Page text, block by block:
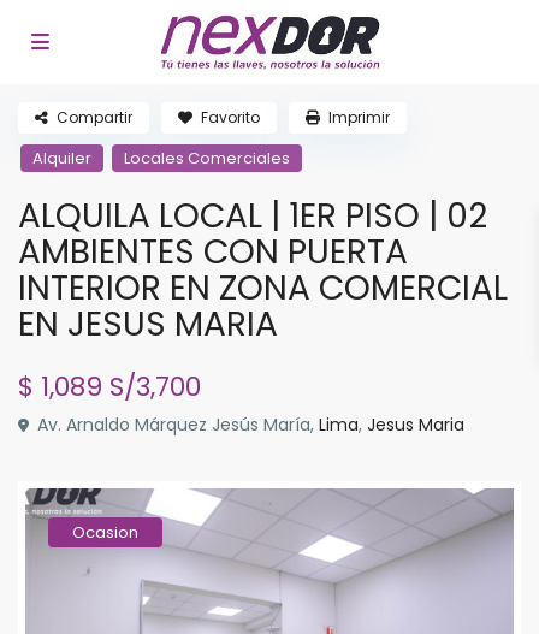
Alquiler Locales Comerciales
ALQUILA LOCAL | 1ER PISO | 02
AMBIENTES CON PUERTA
INTERIOR EN ZONA COMERCIAL
EN JESUS MARIA
$ 1,089 S/3,700
Av. Arnaldo Márquez Jesús María,Lima,Jesus Maria
Compartir Favorito Imprimir
Ocasion